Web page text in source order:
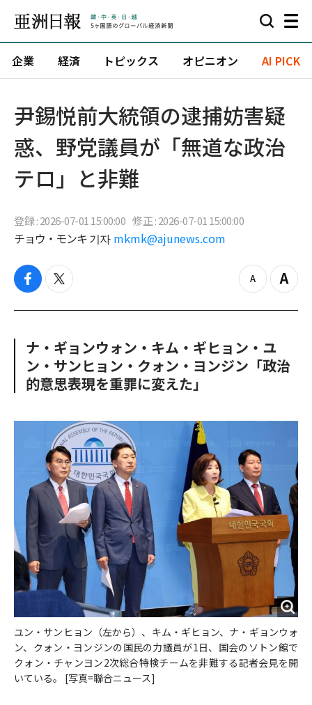
企業 経済 トピックス オピニオン AI PICK
尹錫悦前大統領の逮捕妨害疑
惑、野党議員が「無道な政治
テロ」と非難
登録 : 2026-07-01 15:00:00 修正 : 2026-07-01 15:00:00
チョウ・モンキ 기자 mkmk@ajunews.com
f
c
o
o
k
t
i
e
r
z
o
u
Z
o
ナ・ギョンウォン・キム・ギヒョン・ユ
ン・サンヒョン・クォン・ヨンジン「政治
的意思表現を重罪に変えた」
ユン・サンヒョン（左から）、キム・ギヒョン、ナ・ギョンウォ
ン、クォン・ヨンジンの国民の力議員が1日、国会のソトン館で
クォン・チャンヨン2次総合特検チームを非難する記者会見を開
いている。 [写真=聯合ニュース]